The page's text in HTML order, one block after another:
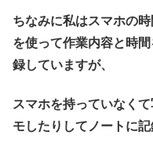
ちなみに私はスマホの
を使って作業内容と時
録していますが、
スマホを持っていなく
モしたりしてノートに記